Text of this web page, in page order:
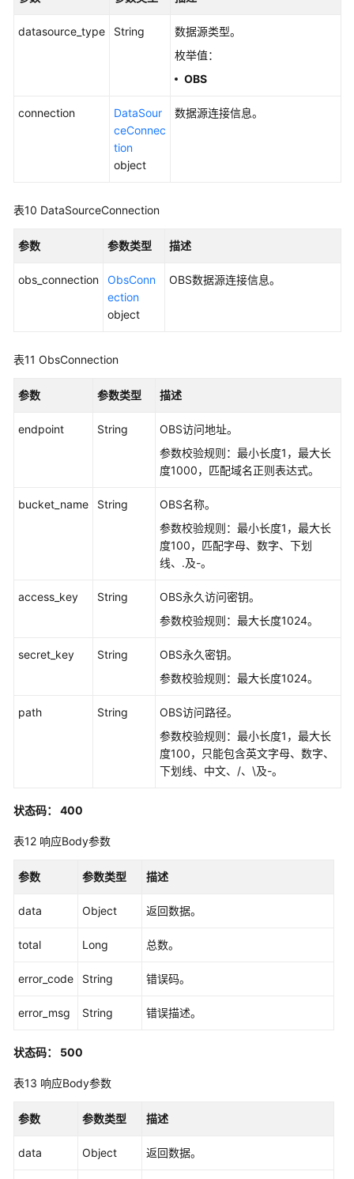
datasource_type String
数据源类型。
枚举值：
OBS
connection
DataSour
ceConnec
tion
object
数据源连接信息。
表10 DataSourceConnection
参数 参数类型 描述
obs_connection
ObsConn
ection
object
OBS数据源连接信息。
表11 ObsConnection
参数 参数类型 描述
endpoint String
OBS访问地址。
参数校验规则：最小长度1，最大长
度1000，匹配域名正则表达式。
bucket_name String
OBS名称。
参数校验规则：最小长度1，最大长
度100，匹配字母、数字、下划
线、.及-。
access_key String
OBS永久访问密钥。
参数校验规则：最大长度1024。
secret_key String
OBS永久密钥。
参数校验规则：最大长度1024。
path String
OBS访问路径。
参数校验规则：最小长度1，最大长
度100，只能包含英文字母、数字、
下划线、中文、/、\及-。
状态码： 400
表12 响应Body参数
参数 参数类型 描述
data Object 返回数据。
total Long 总数。
error_code String 错误码。
error_msg String 错误描述。
状态码： 500
表13 响应Body参数
参数 参数类型 描述
data Object 返回数据。